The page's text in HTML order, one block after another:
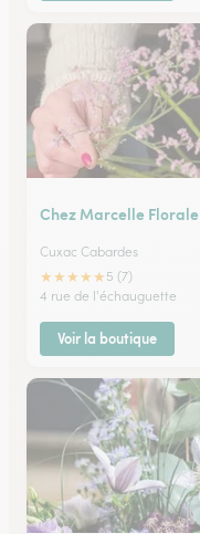
Chez Marcelle Florale
Cuxac Cabardes
★★★★★ 5 (7)
4 rue de l'échauguette
Voir la boutique